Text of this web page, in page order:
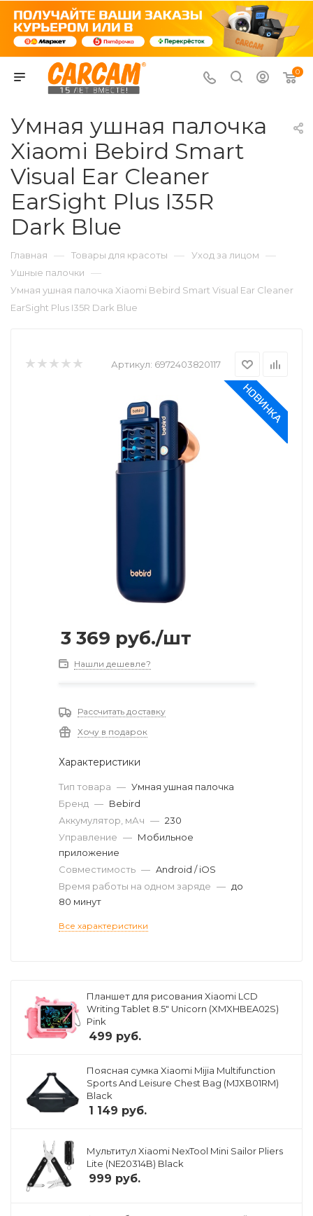
0
Умная ушная палочка
Xiaomi Bebird Smart
Visual Ear Cleaner
EarSight Plus I35R
Dark Blue
Главная — Товары для красоты — Уход за лицом —
Ушные палочки —
Умная ушная палочка Xiaomi Bebird Smart Visual Ear Cleaner
EarSight Plus I35R Dark Blue
Артикул: 6972403820117
3 369 руб./шт
Нашли дешевле?
Рассчитать доставку
Хочу в подарок
Характеристики
Тип товара — Умная ушная палочка
Бренд — Bebird
Аккумулятор, мАч — 230
Управление — Мобильное
приложение
Совместимость — Android / iOS
Время работы на одном заряде — до
80 минут
Все характеристики
Планшет для рисования Xiaomi LCD
Writing Tablet 8.5" Unicorn (XMXHBEA02S)
Pink
499 руб.
Поясная сумка Xiaomi Mijia Multifunction
Sports And Leisure Chest Bag (MJXB01RM)
Black
1 149 руб.
Мультитул Xiaomi NexTool Mini Sailor Pliers
Lite (NE20314B) Black
999 руб.